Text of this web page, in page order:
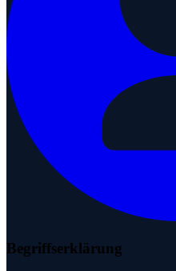
Begriffserklärung